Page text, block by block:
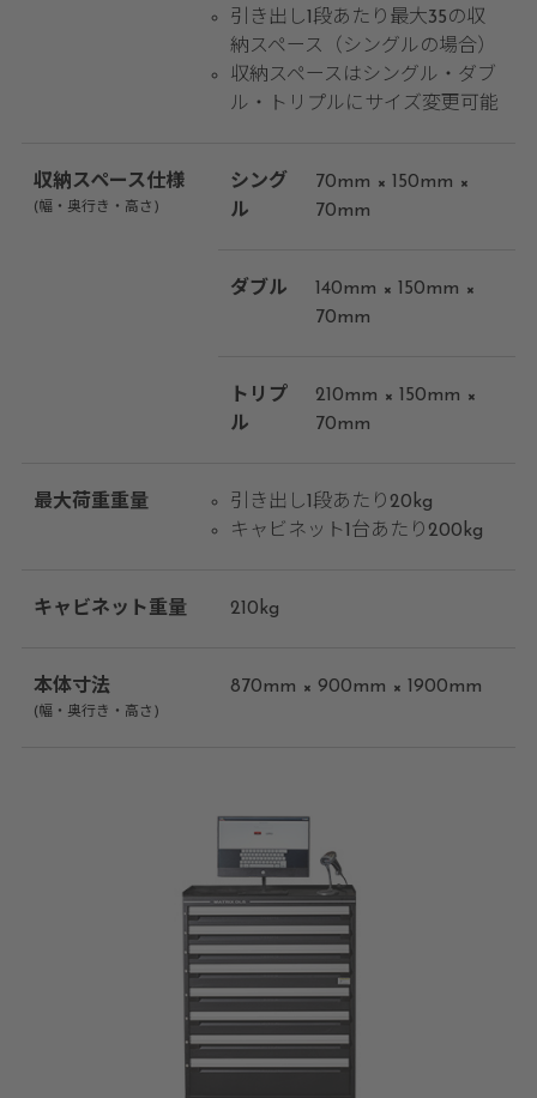
引き出し1段あたり最大35の収
納スペース（シングルの場合）
収納スペースはシングル・ダブ
ル・トリプルにサイズ変更可能
収納スペース仕様
(幅・奥行き・高さ)
シング
ル
70mm × 150mm ×
70mm
ダブル
140mm × 150mm ×
70mm
トリプ
ル
210mm × 150mm ×
70mm
最大荷重重量
引き出し1段あたり20kg
キャビネット1台あたり200kg
キャビネット重量 210kg
本体寸法
(幅・奥行き・高さ)
870mm × 900mm × 1900mm